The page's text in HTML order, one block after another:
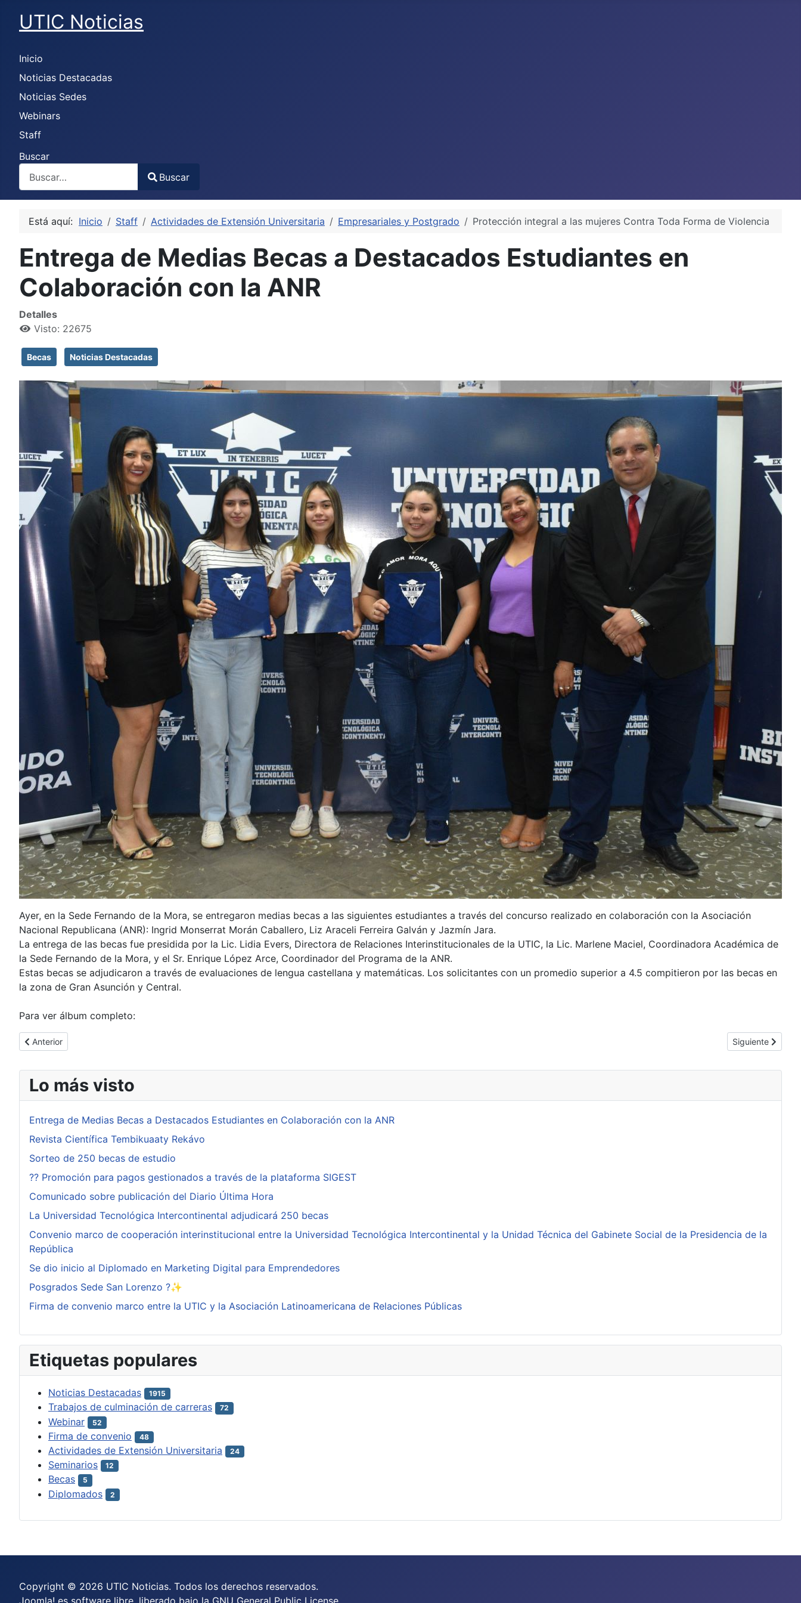
UTIC Noticias
Inicio
Noticias Destacadas
Noticias Sedes
Webinars
Staff
Buscar
Type 2 or more characters for results.
Buscar
Está aquí: Inicio Staff Actividades de Extensión Universitaria Empresariales y Postgrado Protección integral a las mujeres Contra Toda Forma de Violencia
Entrega de Medias Becas a Destacados Estudiantes en
Colaboración con la ANR
Detalles
Visto: 22675
Becas Noticias Destacadas
Ayer, en la Sede Fernando de la Mora, se entregaron medias becas a las siguientes estudiantes a través del concurso realizado en colaboración con la Asociación
Nacional Republicana (ANR): Ingrid Monserrat Morán Caballero, Liz Araceli Ferreira Galván y Jazmín Jara.
La entrega de las becas fue presidida por la Lic. Lidia Evers, Directora de Relaciones Interinstitucionales de la UTIC, la Lic. Marlene Maciel, Coordinadora Académica de
la Sede Fernando de la Mora, y el Sr. Enrique López Arce, Coordinador del Programa de la ANR.
Estas becas se adjudicaron a través de evaluaciones de lengua castellana y matemáticas. Los solicitantes con un promedio superior a 4.5 compitieron por las becas en
la zona de Gran Asunción y Central.
Para ver álbum completo:
Artículo anterior: Defensa de TCC en la Facultad de Empresariales
Anterior Artículo
Siguiente
Lo más visto
Entrega de Medias Becas a Destacados Estudiantes en Colaboración con la ANR
Revista Científica Tembikuaaty Rekávo
Sorteo de 250 becas de estudio
?? Promoción para pagos gestionados a través de la plataforma SIGEST
Comunicado sobre publicación del Diario Última Hora
La Universidad Tecnológica Intercontinental adjudicará 250 becas
Convenio marco de cooperación interinstitucional entre la Universidad Tecnológica Intercontinental y la Unidad Técnica del Gabinete Social de la Presidencia de la
República
Se dio inicio al Diplomado en Marketing Digital para Emprendedores
Posgrados Sede San Lorenzo ?✨
Firma de convenio marco entre la UTIC y la Asociación Latinoamericana de Relaciones Públicas
Etiquetas populares
Noticias Destacadas 1915
Trabajos de culminación de carreras 72
Webinar 52
Firma de convenio 48
Actividades de Extensión Universitaria 24
Seminarios 12
Becas 5
Diplomados 2
Copyright © 2026 UTIC Noticias. Todos los derechos reservados.
Joomla! es software libre, liberado bajo la GNU General Public License.